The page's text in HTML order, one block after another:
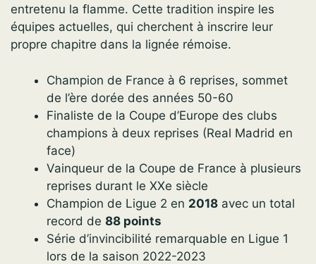
entretenu la flamme. Cette tradition inspire les
équipes actuelles, qui cherchent à inscrire leur
propre chapitre dans la lignée rémoise.
Champion de France à 6 reprises, sommet
de l’ère dorée des années 50-60
Finaliste de la Coupe d’Europe des clubs
champions à deux reprises (Real Madrid en
face)
Vainqueur de la Coupe de France à plusieurs
reprises durant le XXe siècle
Champion de Ligue 2 en 2018 avec un total
record de 88 points
Série d’invincibilité remarquable en Ligue 1
lors de la saison 2022-2023